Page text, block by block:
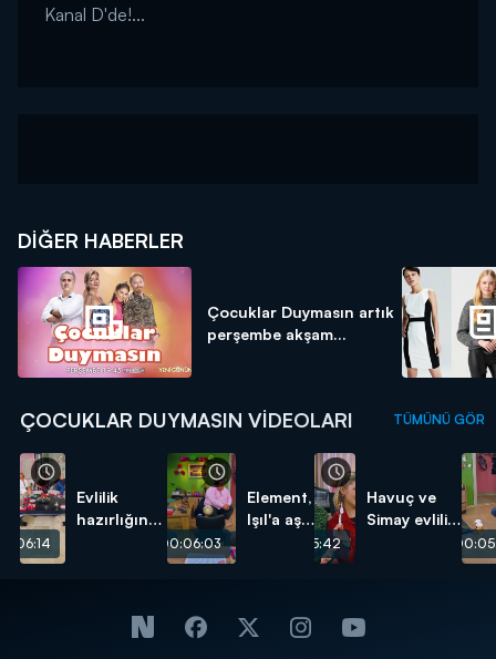
Kanal D'de!...
DIĞER HABERLER
Çocuklar Duymasın artık
perşembe akşam...
ÇOCUKLAR DUYMASIN VIDEOLARI TÜMÜNÜ GÖR
Evlilik
hazırlığında
00:06:03
Element,
Işıl'a aşık
00:05:42
Havuç ve
Simay evlilik